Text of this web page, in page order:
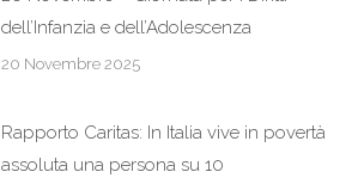
dell’Infanzia e dell’Adolescenza
20 Novembre 2025
Rapporto Caritas: In Italia vive in povertà
assoluta una persona su 10